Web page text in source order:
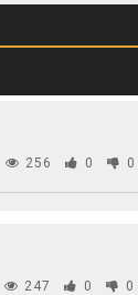
256 0 0
247 0 0